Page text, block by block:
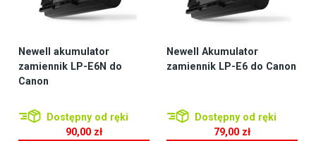
Newell akumulator
zamiennik LP-E6N do
Canon
Dostępny od ręki
90,00 zł
Newell Akumulator
zamiennik LP-E6 do Canon
Dostępny od ręki
79,00 zł